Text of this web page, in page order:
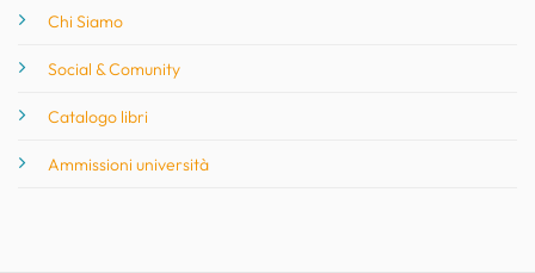
Chi Siamo
Social & Comunity
Catalogo libri
Ammissioni università